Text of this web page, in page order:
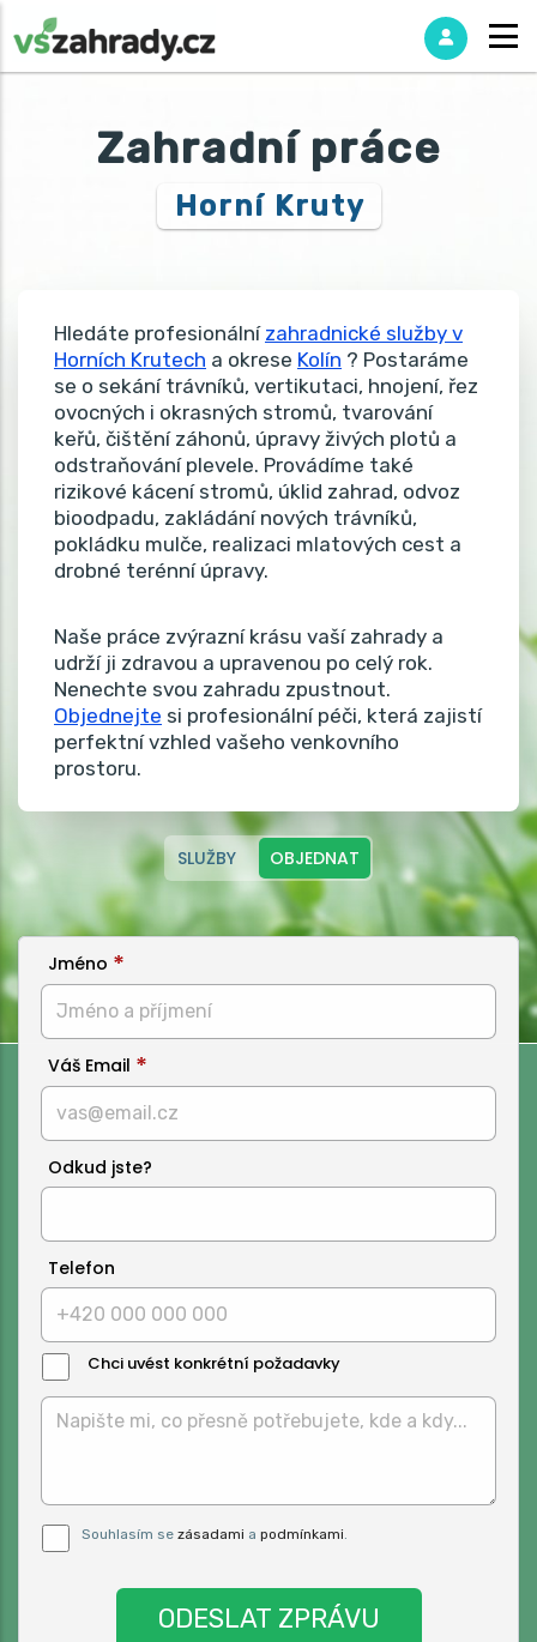
Zahradní práce
Horní Kruty
Hledáte profesionální zahradnické služby v
Horních Krutech a okrese Kolín ? Postaráme
se o sekání trávníků, vertikutaci, hnojení, řez
ovocných i okrasných stromů, tvarování
keřů, čištění záhonů, úpravy živých plotů a
odstraňování plevele. Provádíme také
rizikové kácení stromů, úklid zahrad, odvoz
bioodpadu, zakládání nových trávníků,
pokládku mulče, realizaci mlatových cest a
drobné terénní úpravy.
Naše práce zvýrazní krásu vaší zahrady a
udrží ji zdravou a upravenou po celý rok.
Nenechte svou zahradu zpustnout.
Objednejte si profesionální péči, která zajistí
perfektní vzhled vašeho venkovního
prostoru.
SLUŽBY OBJEDNAT
Jméno
Váš Email
Odkud jste?
Telefon
Chci uvést konkrétní požadavky
Zprávy:
Pro odeslání musite odsouhlasit naše
podmínky.
Souhlasím se zásadami a podmínkami.